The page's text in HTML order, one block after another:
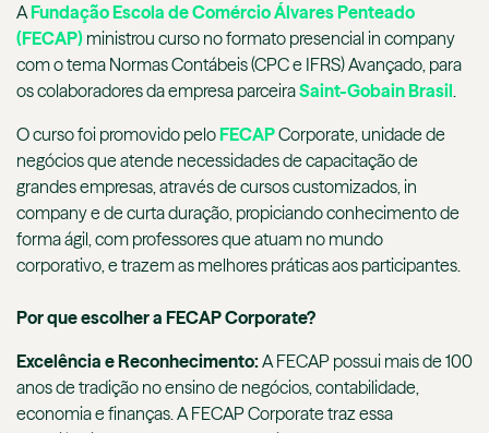
AFundação Escola de Comércio Álvares Penteado
(FECAP) ministrou curso no formato presencial in company
com o tema Normas Contábeis (CPC e IFRS) Avançado, para
os colaboradores da empresa parceiraSaint-Gobain Brasil.
O curso foi promovido peloFECAPCorporate, unidade de
negócios que atende necessidades de capacitação de
grandes empresas, através de cursos customizados, in
company e de curta duração, propiciando conhecimento de
forma ágil, com professores que atuam no mundo
corporativo, e trazem as melhores práticas aos participantes.
Por que escolher a FECAP Corporate?
Excelência e Reconhecimento:A FECAP possui mais de 100
anos de tradição no ensino de negócios, contabilidade,
economia e finanças. A FECAP Corporate traz essa